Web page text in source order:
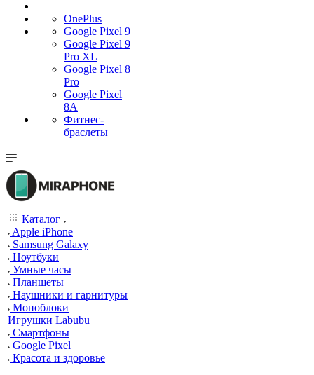
OnePlus
Google Pixel 9
Google Pixel 9
Pro XL
Google Pixel 8
Pro
Google Pixel
8A
Фитнес-
браслеты
Каталог
Apple iPhone
Samsung Galaxy
Ноутбуки
Умные часы
Планшеты
Наушники и гарнитуры
Моноблоки
Игрушки Labubu
Смартфоны
Google Pixel
Красота и здоровье